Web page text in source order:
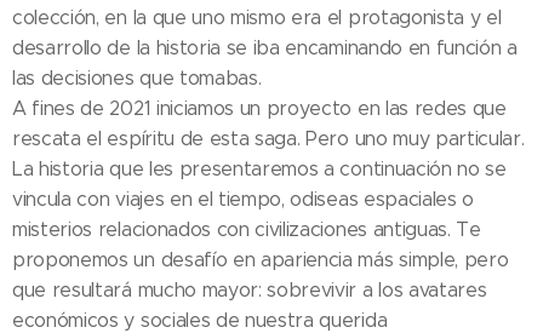
colección, en la que uno mismo era el protagonista y el
desarrollo de la historia se iba encaminando en función a
las decisiones que tomabas.
A fines de 2021 iniciamos un proyecto en las redes que
rescata el espíritu de esta saga. Pero uno muy particular.
La historia que les presentaremos a continuación no se
vincula con viajes en el tiempo, odiseas espaciales o
misterios relacionados con civilizaciones antiguas. Te
proponemos un desafío en apariencia más simple, pero
que resultará mucho mayor: sobrevivir a los avatares
económicos y sociales de nuestra querida